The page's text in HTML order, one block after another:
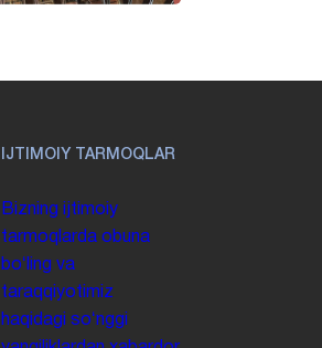
IJTIMOIY TARMOQLAR
Bizning ijtimoiy
tarmoqlarda obuna
boʻling va
taraqqiyotimiz
haqidagi soʻnggi